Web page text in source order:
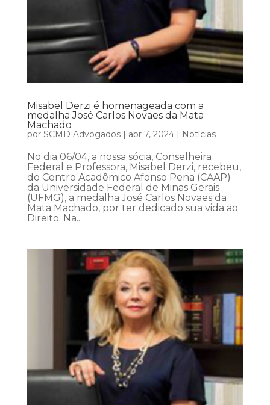
Misabel Derzi é homenageada com a
medalha José Carlos Novaes da Mata
Machado
por SCMD Advogados| abr 7, 2024| Notícias
No dia 06/04, a nossa sócia, Conselheira
Federal e Professora, Misabel Derzi, recebeu,
do Centro Acadêmico Afonso Pena (CAAP)
da Universidade Federal de Minas Gerais
(UFMG), a medalha José Carlos Novaes da
Mata Machado, por ter dedicado sua vida ao
Direito. Na...